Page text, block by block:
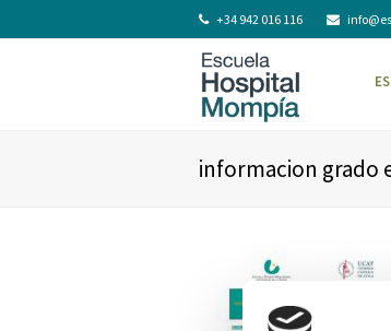
+34 942 016 116
informacion grado